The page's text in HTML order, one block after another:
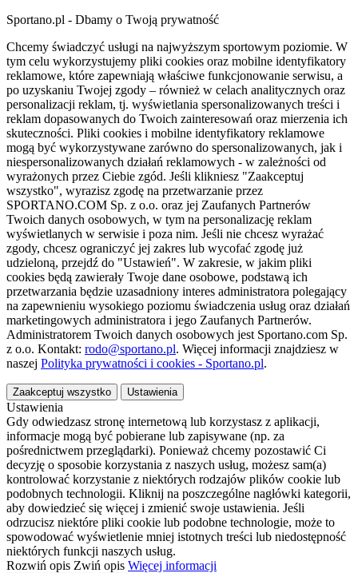
Sportano.pl - Dbamy o Twoją prywatność
Chcemy świadczyć usługi na najwyższym sportowym poziomie. W
tym celu wykorzystujemy pliki cookies oraz mobilne identyfikatory
reklamowe, które zapewniają właściwe funkcjonowanie serwisu, a
po uzyskaniu Twojej zgody – również w celach analitycznych oraz
personalizacji reklam, tj. wyświetlania spersonalizowanych treści i
reklam dopasowanych do Twoich zainteresowań oraz mierzenia ich
skuteczności. Pliki cookies i mobilne identyfikatory reklamowe
mogą być wykorzystywane zarówno do spersonalizowanych, jak i
niespersonalizowanych działań reklamowych - w zależności od
wyrażonych przez Ciebie zgód. Jeśli klikniesz "Zaakceptuj
wszystko", wyrazisz zgodę na przetwarzanie przez
SPORTANO.COM Sp. z o.o. oraz jej Zaufanych Partnerów
Twoich danych osobowych, w tym na personalizację reklam
wyświetlanych w serwisie i poza nim. Jeśli nie chcesz wyrażać
zgody, chcesz ograniczyć jej zakres lub wycofać zgodę już
udzieloną, przejdź do "Ustawień". W zakresie, w jakim pliki
cookies będą zawierały Twoje dane osobowe, podstawą ich
przetwarzania będzie uzasadniony interes administratora polegający
na zapewnieniu wysokiego poziomu świadczenia usług oraz działań
marketingowych administratora i jego Zaufanych Partnerów.
Administratorem Twoich danych osobowych jest Sportano.com Sp.
z o.o. Kontakt: rodo@sportano.pl. Więcej informacji znajdziesz w
naszej Polityka prywatności i cookies - Sportano.pl.
Zaakceptuj wszystko Ustawienia
Ustawienia
Gdy odwiedzasz stronę internetową lub korzystasz z aplikacji,
informacje mogą być pobierane lub zapisywane (np. za
pośrednictwem przeglądarki). Ponieważ chcemy pozostawić Ci
decyzję o sposobie korzystania z naszych usług, możesz sam(a)
kontrolować korzystanie z niektórych rodzajów plików cookie lub
podobnych technologii. Kliknij na poszczególne nagłówki kategorii,
aby dowiedzieć się więcej i zmienić swoje ustawienia. Jeśli
odrzucisz niektóre pliki cookie lub podobne technologie, może to
spowodować wyświetlenie mniej istotnych treści lub niedostępność
niektórych funkcji naszych usług.
Rozwiń opis Zwiń opis Więcej informacji